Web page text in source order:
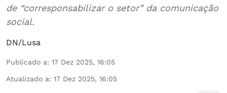
de “corresponsabilizar o setor” da comunicação
social.
DN/Lusa
Publicado a: 17 Dez 2025, 16:05
Atualizado a: 17 Dez 2025, 16:05